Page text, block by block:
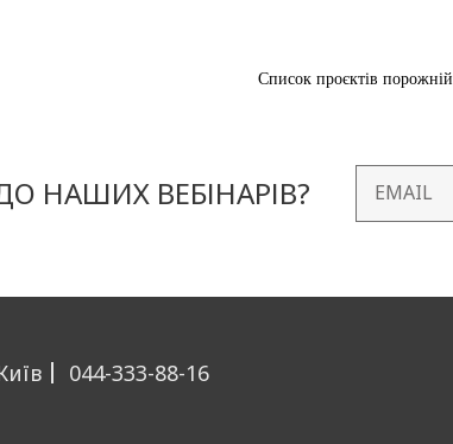
Список проєктів порожній
НАШИХ ВЕБІНАРІВ?
044-333-88-16